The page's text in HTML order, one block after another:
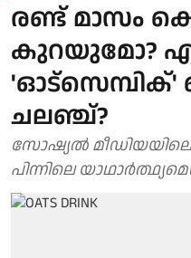
രണ്ട് മാസം
കുറയുമോ?
'ഓട്സെമ്പിക്'
ചലഞ്ച്?
സോഷ്യല്‍
പിന്നിലെ